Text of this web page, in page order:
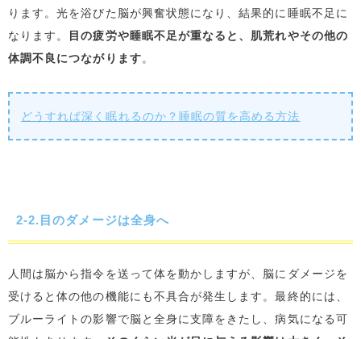
ります。光を浴びた脳が興奮状態になり、結果的に睡眠不足に
なります。
目の疲労や睡眠不足が重なると、肌荒れやその他の
体調不良につながります。
どうすれば深く眠れるのか？睡眠の質を高める方法
2-2.目のダメージは全身へ
人間は脳から指令を送って体を動かしますが、脳にダメージを
受けると体の他の機能にも不具合が発生します。最終的には、
ブルーライトの影響で脳と全身に支障をきたし、病気になる可